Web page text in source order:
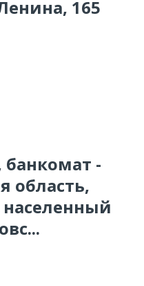
165
банкомат -
область,